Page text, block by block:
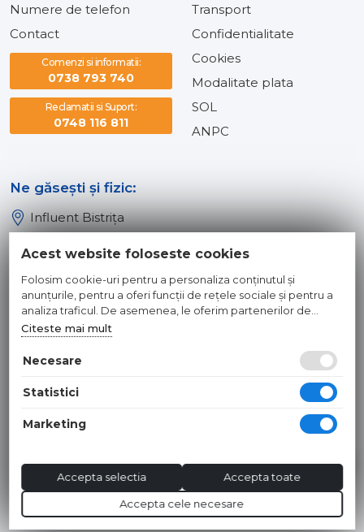
Numere de telefon
Contact
Comenzi si informatii:
0738 793 740
Reclamatii si Suport:
0748 116 811
Transport
Confidentialitate
Cookies
Modalitate plata
SOL
ANPC
Ne găsești și fizic:
Influent Bistrița
Influent Dej
© 2026 INFLUENT SRL
Toate preturile sunt exprimate in lei si includ tva. Ofertele sunt
Hosted byNameBox
Acest website foloseste cookies
Folosim cookie-uri pentru a personaliza conținutul și
anunțurile, pentru a oferi funcții de rețele sociale și pentru a
analiza traficul. De asemenea, le oferim partenerilor de
rețele sociale, de publicitate și de analize informații cu privire
la modul în care folosiți site-ul nostru. Aceștia le pot combina
cu alte informații oferite de dvs. sau culese în urma folosirii
Citeste mai mult
Necesare
Statistici
Marketing
Accepta cele necesare
Accepta selectia Accepta toate